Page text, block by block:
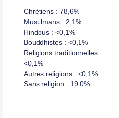
Chrétiens : 78,6%
Musulmans : 2,1%
Hindous : <0,1%
Bouddhistes : <0,1%
Religions traditionnelles :
<0,1%
Autres religions : <0,1%
Sans religion : 19,0%